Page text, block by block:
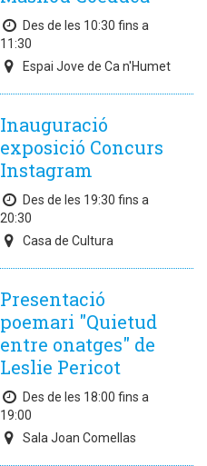
Des de les 10:30 fins a
11:30
Espai Jove de Ca n'Humet
Inauguració
exposició Concurs
Instagram
Des de les 19:30 fins a
20:30
Casa de Cultura
Presentació
poemari "Quietud
entre onatges" de
Leslie Pericot
Des de les 18:00 fins a
19:00
Sala Joan Comellas